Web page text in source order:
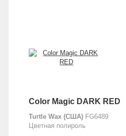
Color Magic DARK RED
Turtle Wax (США) FG6489
Цветная полироль